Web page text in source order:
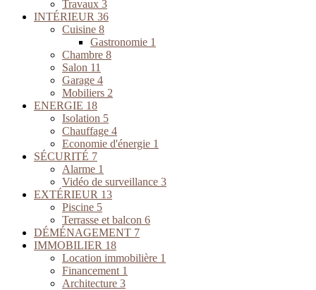
Travaux 3
INTÉRIEUR 36
Cuisine 8
Gastronomie 1
Chambre 8
Salon 11
Garage 4
Mobiliers 2
ENERGIE 18
Isolation 5
Chauffage 4
Economie d'énergie 1
SÉCURITÉ 7
Alarme 1
Vidéo de surveillance 3
EXTÉRIEUR 13
Piscine 5
Terrasse et balcon 6
DÉMÉNAGEMENT 7
IMMOBILIER 18
Location immobilière 1
Financement 1
Architecture 3